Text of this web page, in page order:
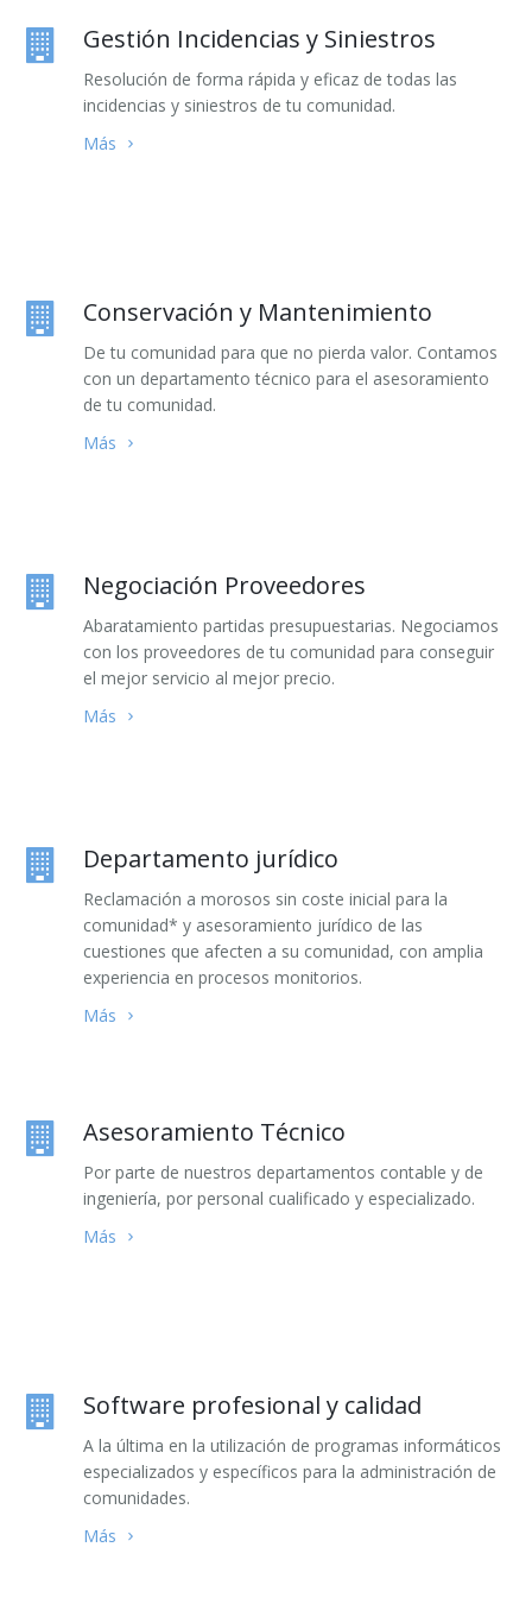
Gestión Incidencias y Siniestros
Resolución de forma rápida y eficaz de todas las
incidencias y siniestros de tu comunidad.
Más
Conservación y Mantenimiento
De tu comunidad para que no pierda valor. Contamos
con un departamento técnico para el asesoramiento
de tu comunidad.
Más
Negociación Proveedores
Abaratamiento partidas presupuestarias. Negociamos
con los proveedores de tu comunidad para conseguir
el mejor servicio al mejor precio.
Más
Departamento jurídico
Reclamación a morosos sin coste inicial para la
comunidad* y asesoramiento jurídico de las
cuestiones que afecten a su comunidad, con amplia
experiencia en procesos monitorios.
Más
Asesoramiento Técnico
Por parte de nuestros departamentos contable y de
ingeniería, por personal cualificado y especializado.
Más
Software profesional y calidad
A la última en la utilización de programas informáticos
especializados y específicos para la administración de
comunidades.
Más